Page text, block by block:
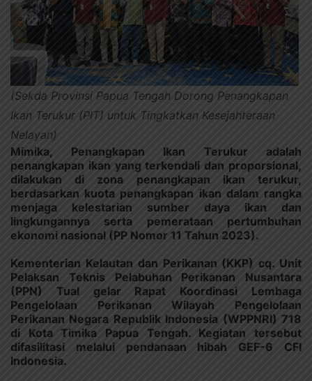
(Sekda Provinsi Papua Tengah Dorong Penangkapan
Ikan Terukur (PIT) untuk Tingkatkan Kesejahteraan
Nelayan)
Mimika, Penangkapan Ikan Terukur adalah
penangkapan ikan yang terkendali dan proporsional,
dilakukan di zona penangkapan ikan terukur,
berdasarkan kuota penangkapan ikan dalam rangka
menjaga kelestarian sumber daya ikan dan
lingkungannya serta pemerataan pertumbuhan
ekonomi nasional (PP Nomor 11 Tahun 2023).
Kementerian Kelautan dan Perikanan (KKP) cq. Unit
Pelaksan Teknis Pelabuhan Perikanan Nusantara
(PPN) Tual gelar Rapat Koordinasi Lembaga
Pengelolaan Perikanan Wilayah Pengelolaan
Perikanan Negara Republik Indonesia (WPPNRI) 718
di Kota Timika Papua Tengah. Kegiatan tersebut
difasilitasi melalui pendanaan hibah GEF-6 CFI
Indonesia.